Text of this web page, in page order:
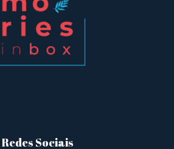
Redes Sociais